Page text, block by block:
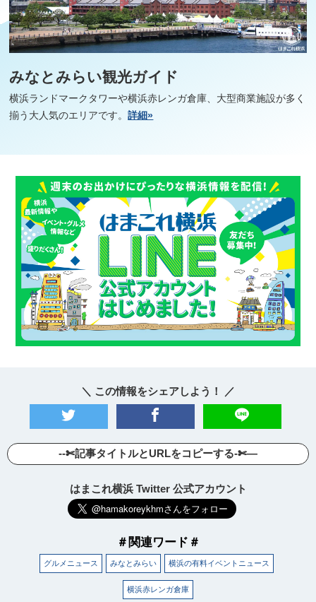
みなとみらい観光ガイド
横浜ランドマークタワーや横浜赤レンガ倉庫、大型商業施設が多く
揃う大人気のエリアです。詳細»
＼ この情報をシェアしよう！ ／
--✄記事タイトルとURLをコピーする-✄—
はまこれ横浜 Twitter 公式アカウント
＃関連ワード＃
グルメニュース みなとみらい 横浜の有料イベントニュース
横浜赤レンガ倉庫